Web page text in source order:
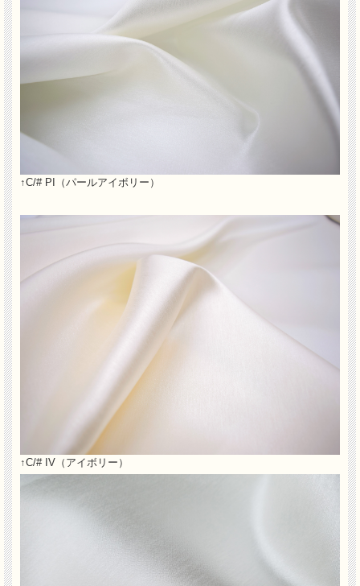
↑C/# PI（パールアイボリー）
↑C/# IV（アイボリー）